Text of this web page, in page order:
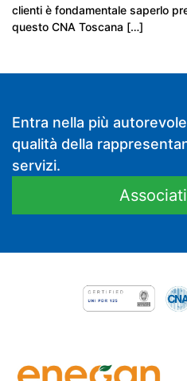
clienti è fondamentale saperlo
questo CNA Toscana […]
Entra nella più
qualità della
servizi.